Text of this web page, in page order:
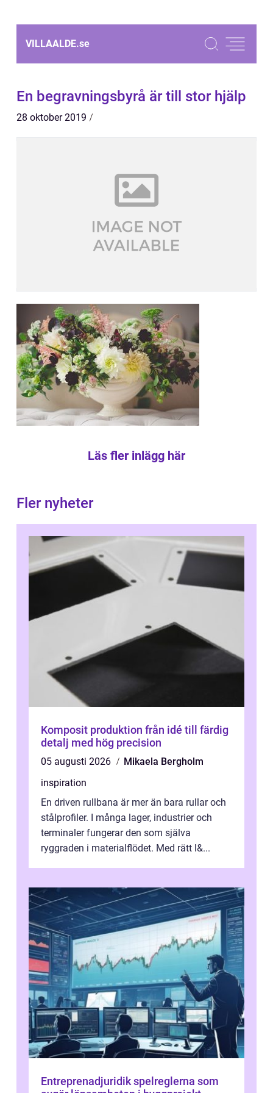
VILLAALDE.se
En begravningsbyrå är till stor hjälp
28 oktober 2019
Läs fler inlägg här
Fler nyheter
Komposit produktion från idé till färdig
detalj med hög precision
05 augusti 2026
Mikaela Bergholm
inspiration
En driven rullbana är mer än bara rullar och
stålprofiler. I många lager, industrier och
terminaler fungerar den som själva
ryggraden i materialflödet. Med rätt l&...
Entreprenadjuridik spelreglerna som